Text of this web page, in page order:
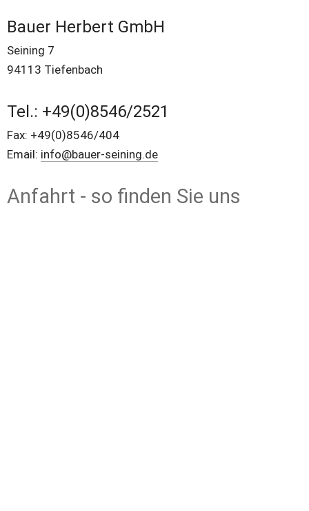
Bauer Herbert GmbH
Seining 7
94113 Tiefenbach
Tel.: +49(0)8546/2521
Fax: +49(0)8546/404
Email: info@bauer-seining.de
Anfahrt - so finden Sie uns